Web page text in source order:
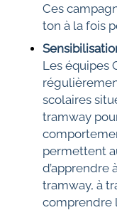
Ces
ton à la fois
Les équipes
scolaires
tramway
permettent
d’apprendre
tramway, à
comprendre